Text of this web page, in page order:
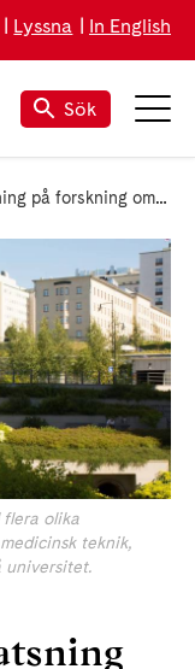
Lyssna In English
Sök
Umeå med i storsatsning på forskning om hydrocefalus
flera olika
teknik,
universitet.